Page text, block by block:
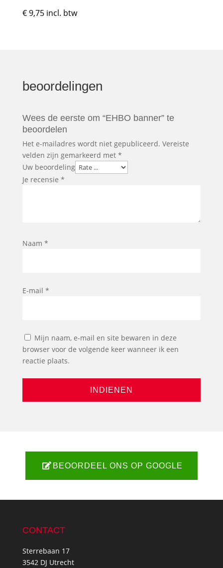
€9,75 incl. btw
beoordelingen
Wees de eerste om “EHBO banner” te
beoordelen
Het e-mailadres wordt niet gepubliceerd. Vereiste
velden zijn gemarkeerd met *
Uw beoordeling
Je recensie *
Naam *
E-mail *
Mijn naam, e-mail en site bewaren in deze
browser voor de volgende keer wanneer ik een
reactie plaats.
INDIENEN
BEOORDEEL ONS OP GOOGLE
CONTACT
Sterrebaan 17
3542 DJ Utrecht